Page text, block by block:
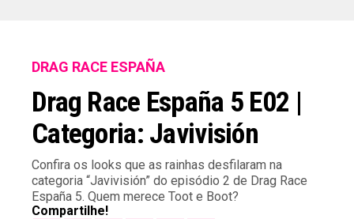
DRAG RACE ESPAÑA
Drag Race España 5 E02 |
Categoria: Javivisión
Confira os looks que as rainhas desfilaram na
categoria “Javivisión” do episódio 2 de Drag Race
España 5. Quem merece Toot e Boot?
Compartilhe!